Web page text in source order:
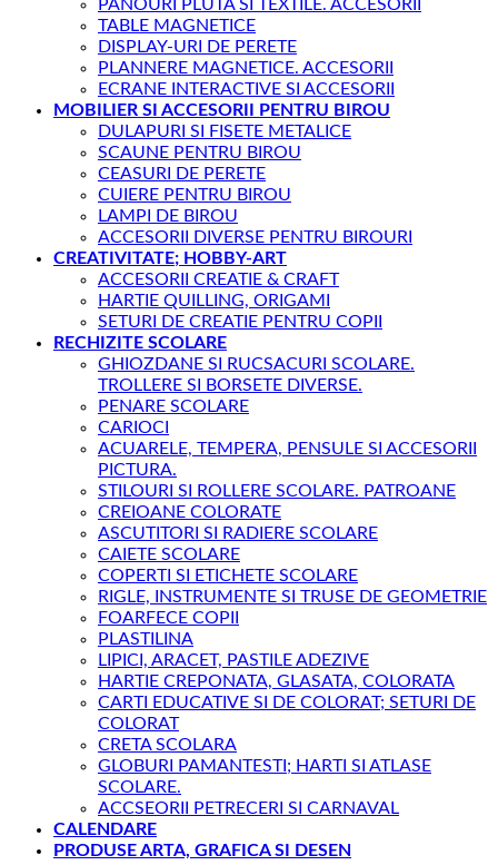
PANOURI PLUTA SI TEXTILE. ACCESORII
TABLE MAGNETICE
DISPLAY-URI DE PERETE
PLANNERE MAGNETICE. ACCESORII
ECRANE INTERACTIVE SI ACCESORII
MOBILIER SI ACCESORII PENTRU BIROU
DULAPURI SI FISETE METALICE
SCAUNE PENTRU BIROU
CEASURI DE PERETE
CUIERE PENTRU BIROU
LAMPI DE BIROU
ACCESORII DIVERSE PENTRU BIROURI
CREATIVITATE; HOBBY-ART
ACCESORII CREATIE & CRAFT
HARTIE QUILLING, ORIGAMI
SETURI DE CREATIE PENTRU COPII
RECHIZITE SCOLARE
GHIOZDANE SI RUCSACURI SCOLARE.
TROLLERE SI BORSETE DIVERSE.
PENARE SCOLARE
CARIOCI
ACUARELE, TEMPERA, PENSULE SI ACCESORII
PICTURA.
STILOURI SI ROLLERE SCOLARE. PATROANE
CREIOANE COLORATE
ASCUTITORI SI RADIERE SCOLARE
CAIETE SCOLARE
COPERTI SI ETICHETE SCOLARE
RIGLE, INSTRUMENTE SI TRUSE DE GEOMETRIE
FOARFECE COPII
PLASTILINA
LIPICI, ARACET, PASTILE ADEZIVE
HARTIE CREPONATA, GLASATA, COLORATA
CARTI EDUCATIVE SI DE COLORAT; SETURI DE
COLORAT
CRETA SCOLARA
GLOBURI PAMANTESTI; HARTI SI ATLASE
SCOLARE.
ACCSEORII PETRECERI SI CARNAVAL
CALENDARE
PRODUSE ARTA, GRAFICA SI DESEN